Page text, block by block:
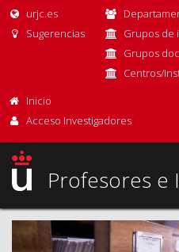
urjc.es
Sugerencias
Grupos de
Grupos
Centros/
Inicio
Acceso Investigadores
Profesores e